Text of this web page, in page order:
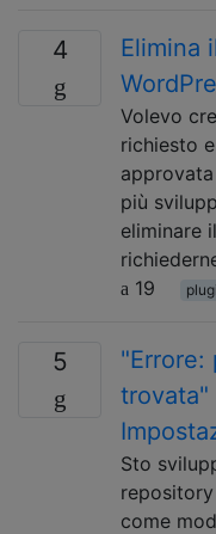
4
Elimina
Volevo
richiesto
più
eliminare
19
5
"Errore:
trovata"
Sto
come